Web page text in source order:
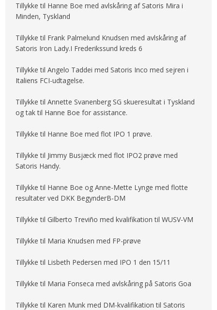
Tillykke til Hanne Boe med avlskåring af Satoris Mira i
Minden, Tyskland
Tillykke til Frank Palmelund Knudsen med avlskåring af
Satoris Iron Lady.I Frederikssund kreds 6
Tillykke til Angelo Taddei med Satoris Inco med sejren i
Italiens FCI-udtagelse.
Tillykke til Annette Svanenberg SG skueresultat i Tyskland
og tak til Hanne Boe for assistance.
Tillykke til Hanne Boe med flot IPO 1 prøve.
Tillykke til Jimmy Busjæck med flot IPO2 prøve med
Satoris Handy.
Tillykke til Hanne Boe og Anne-Mette Lynge med flotte
resultater ved DKK BegynderB-DM
Tillykke til Gilberto Treviño med kvalifikation til WUSV-VM
Tillykke til Maria Knudsen med FP-prøve
Tillykke til Lisbeth Pedersen med IPO 1 den 15/11
Tillykke til Maria Fonseca med avlskåring på Satoris Goa
Tillykke til Karen Munk med DM-kvalifikation til Satoris